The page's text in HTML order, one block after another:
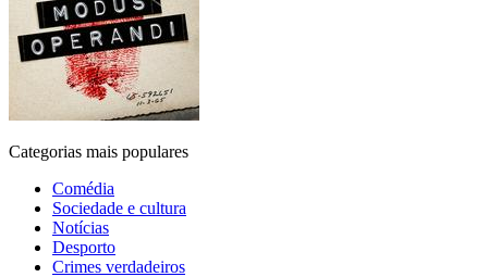
Categorias mais populares
Comédia
Sociedade e cultura
Notícias
Desporto
Crimes verdadeiros